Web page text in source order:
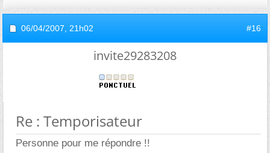
06/04/2007, 21h02 #16
invite29283208
Re : Temporisateur
Personne pour me répondre !!